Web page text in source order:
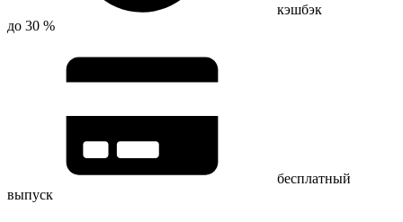
кэшбэк
до 30 %
бесплатный
выпуск